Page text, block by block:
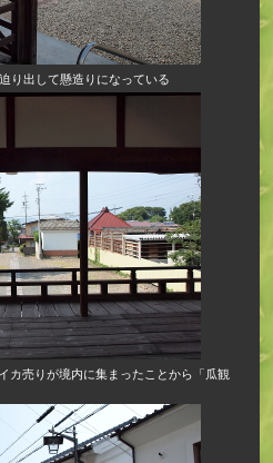
り出して懸造りになっている
カ売りが境内に集まったことから「瓜観